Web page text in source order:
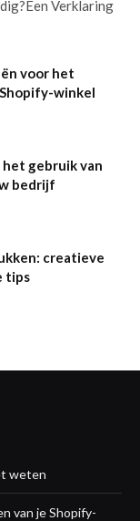
Verklaring
voor het
winkel
gebruik van
bedrijf
creatieve
tips
weten
van je Shopify-